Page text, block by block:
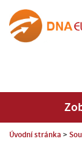
Úvodní stránka